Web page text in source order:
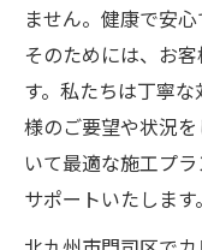
ません。健康で安
そのためには、お
す。私たちは丁寧
様のご要望や状況
いて最適な施工プ
サポートいたします。